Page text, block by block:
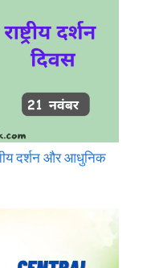
दर्शन और आधुनिक